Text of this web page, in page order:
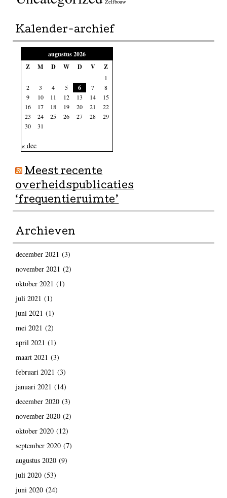
Zelfbouw
Kalender-archief
augustus 2026
Z
M D W D V Z
1
2
3 4 5 6 7
8
9
10 11 12 13 14
15
16
17 18 19 20 21
22
23
24 25 26 27 28
29
30
31
« dec
Meest recente
overheidspublicaties
‘frequentieruimte’
Archieven
december 2021 (3)
november 2021 (2)
oktober 2021 (1)
juli 2021 (1)
juni 2021 (1)
mei 2021 (2)
april 2021 (1)
maart 2021 (3)
februari 2021 (3)
januari 2021 (14)
december 2020(3)
november 2020(2)
oktober 2020(12)
september 2020(7)
augustus 2020(9)
juli 2020(53)
juni 2020(24)